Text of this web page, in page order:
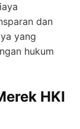
dan
yang
hukum
HKI